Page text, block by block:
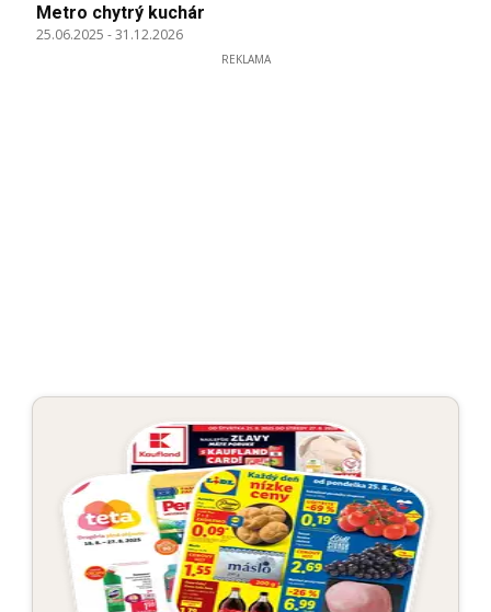
Metro chytrý kuchár
25.06.2025 -31.12.2026
REKLAMA